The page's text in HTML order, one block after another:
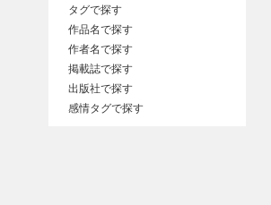
タグで探す
作品名で探す
作者名で探す
掲載誌で探す
出版社で探す
感情タグで探す